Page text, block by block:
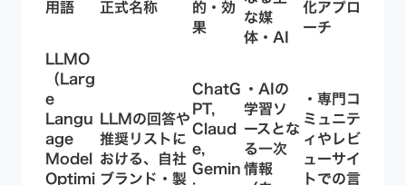
用語 正式名称
的・効
果
な媒
体・AI
化アプロ
ーチ
LLMO
（Larg
e
Langu
age
Model
Optimi
LLMの回答や
推奨リストに
おける、 自社
ブランド・製
ChatG
PT,
Claud
e,
Gemin
・AIの
学習ソ
ースとな
る一次
情報
・専門コ
ミュニテ
ィやレビ
ューサイ
トでの言